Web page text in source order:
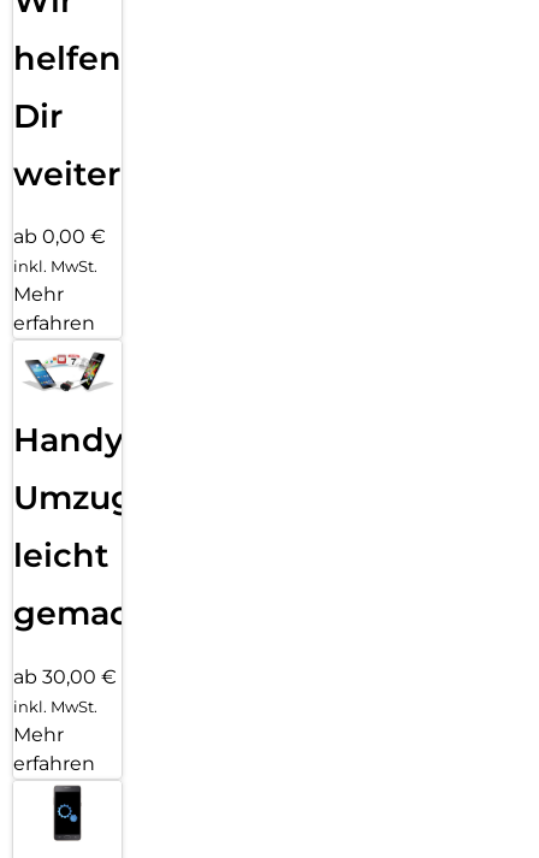
helfen
Dir
weiter
ab 0,00 €
inkl. MwSt.
Mehr
erfahren
Handy
Umzug
leicht
gemacht!
ab 30,00 €
inkl. MwSt.
Mehr
erfahren